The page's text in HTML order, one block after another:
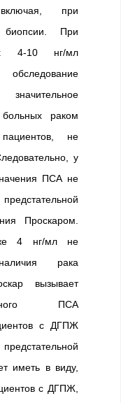
при
биопсии. При
4-10 нг/мл
раком
не
у
ПСА не
Проскаром.
4 нг/мл не
рака
вызывает
ПСА
с ДГПЖ
иметь в виду,
с ДГПЖ,